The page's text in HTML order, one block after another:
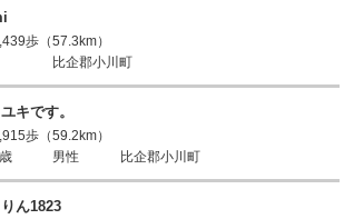
歩（57.3km）
比企郡小川町
キです。
歩（59.2km）
男性 比企郡小川町
ん1823